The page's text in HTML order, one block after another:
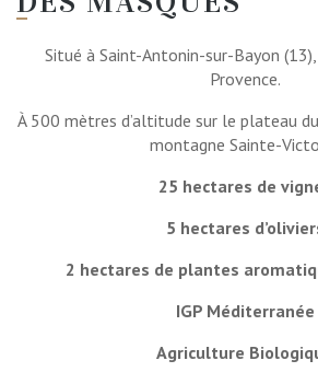
Situé à Saint-Antonin-sur-Bayon (13),
Provence.
À 500 mètres d’altitude sur le plateau
montagne Sainte-
25 hectares de
5 hectares
2 hectares de plantes
IGP Méditerranée
Agriculture